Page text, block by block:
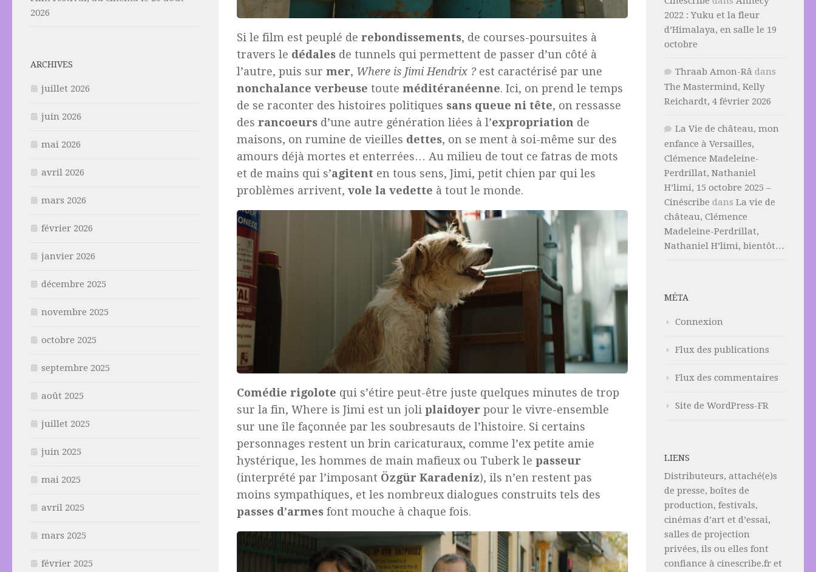
Si le film est peuplé de rebondissements, de courses-poursuites à
travers le dédales de tunnels qui permettent de passer d’un côté à
l’autre, puis sur mer, Where is Jimi Hendrix ?est caractérisé par une
nonchalance verbeuse toute méditéranéenne. Ici, on prend le temps
de se raconter des histoires politiques sans queue ni tête, on ressasse
des rancoeurs d’une autre génération liées à l’expropriation de
maisons, on rumine de vieilles dettes, on se ment à soi-même sur des
amours déjà mortes et enterrées… Au milieu de tout ce fatras de mots
et de mains qui s’agitent en tous sens, Jimi, petit chien par qui les
problèmes arrivent, vole la vedette à tout le monde.
Comédie rigolote qui s’étire peut-être juste quelques minutes de trop
sur la fin, Where is Jimi est un joli plaidoyer pour le vivre-ensemble
sur une île façonnée par les soubresauts de l’histoire. Si certains
personnages restent un brin caricaturaux, comme l’ex petite amie
hystérique, les hommes de main mafieux ou Tuberk le passeur
(interprété par l’imposant Özgür Karadeniz), ils n’en restent pas
moins sympathiques, et les nombreux dialogues construits tels des
passes d’armes font mouche à chaque fois.
2026
ARCHIVES
juillet 2026
juin 2026
mai 2026
avril 2026
mars 2026
février 2026
janvier 2026
décembre 2025
novembre 2025
octobre 2025
septembre 2025
août 2025
juillet 2025
juin 2025
mai 2025
avril 2025
mars 2025
février 2025
2022 : Yuku et la fleur
d’Himalaya, en salle le 19
octobre
Thraab Amon-Râ dans
The Mastermind, Kelly
Reichardt, 4 février 2026
La Vie de château, mon
enfance à Versailles,
Clémence Madeleine-
Perdrillat, Nathaniel
H’limi, 15 octobre 2025 –
Cinéscribe dans La vie de
château, Clémence
Madeleine-Perdrillat,
Nathaniel H’limi, bientôt…
MÉTA
Connexion
Flux des publications
Flux des commentaires
Site de WordPress-FR
LIENS
Distributeurs, attaché(e)s
de presse, boîtes de
production, festivals,
cinémas d’art et d’essai,
salles de projection
privées, ils ou elles font
confiance à cinescribe.fr et